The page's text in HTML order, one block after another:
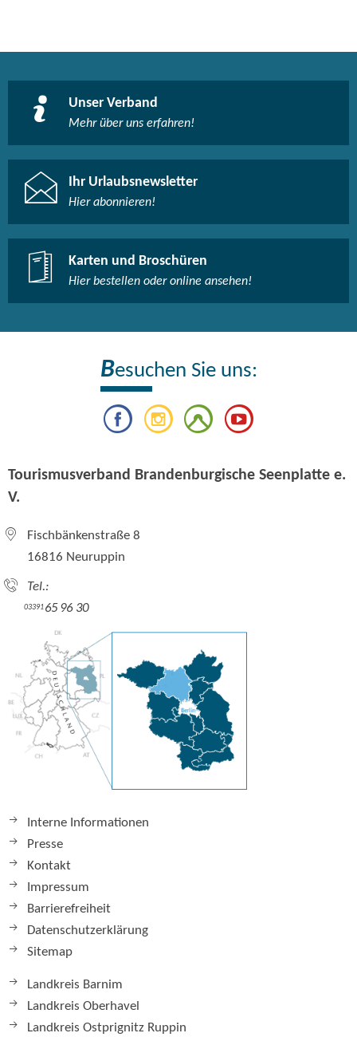
Unser Verband
Mehr über uns erfahren!
Ihr Urlaubsnewsletter
Hier abonnieren!
Karten und Broschüren
Hier bestellen oder online ansehen!
Besuchen Sie uns:
Tourismusverband Brandenburgische Seenplatte e.
V.
Fischbänkenstraße 8
16816 Neuruppin
Tel.:
0339165 96 30
Interne Informationen
Presse
Kontakt
Impressum
Barrierefreiheit
Datenschutzerklärung
Sitemap
Landkreis Barnim
Landkreis Oberhavel
Landkreis Ostprignitz Ruppin